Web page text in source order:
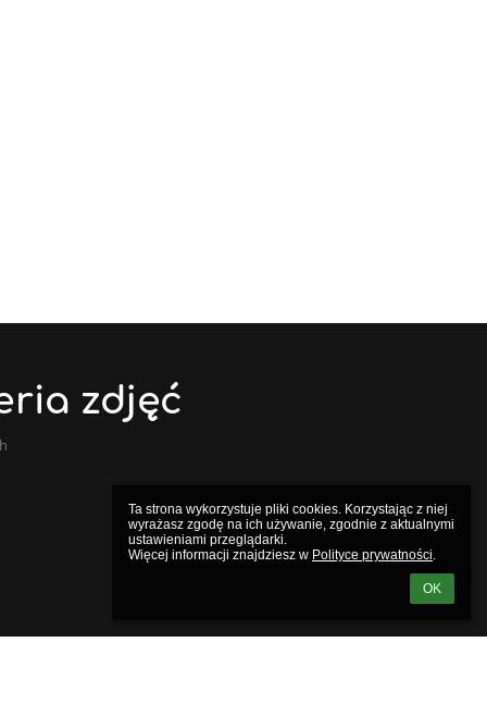
Ta strona wykorzystuje pliki cookies. Korzystając z niej
wyrażasz zgodę na ich używanie, zgodnie z aktualnymi
ustawieniami przeglądarki.
Więcej informacji znajdziesz w Polityce prywatności.
OK
zdjęć